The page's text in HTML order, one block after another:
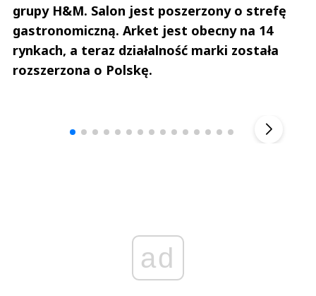
grupy H&M. Salon jest poszerzony o strefę
gastronomiczną. Arket jest obecny na 14
rynkach, a teraz działalność marki została
rozszerzona o Polskę.
ad